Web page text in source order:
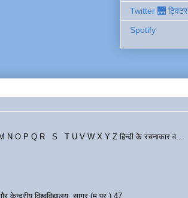
Twitter 🌉 ट्विटर
Spotify
O P Q R S T U V W X Y Z हिन्दी के रचनाकार व...
केन्द्रीय विश्वविद्यालय, सागर (म.प्र.) 47...